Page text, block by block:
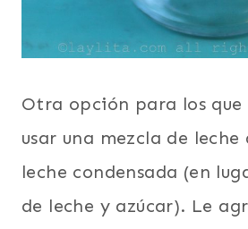
Otra opción para los que
usar una mezcla de leche
leche condensada (en
de leche y azúcar). Le